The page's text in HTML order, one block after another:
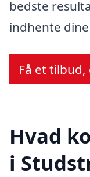
bedste
indhente
Få et
Hvad
i